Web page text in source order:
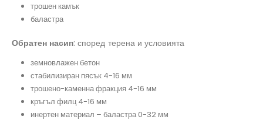
трошен камък
баластра
Обратен насип: според терена и условията
земновлажен бетон
стабилизиран пясък 4-16 мм
трошено-каменна фракция 4-16 мм
кръгъл филц 4-16 мм
инертен материал – баластра 0-32 мм